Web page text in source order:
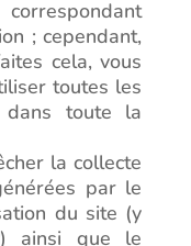
; cependant,
cela, vous
toutes les
dans toute la
la collecte
par le
du site (y
ainsi que le